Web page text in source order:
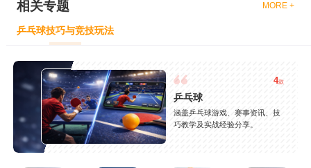
相关专题 MORE +
乒乓球技巧与竞技玩法
4款
乒乓球
涵盖乒乓球游戏、赛事资讯、技
巧教学及实战经验分享。